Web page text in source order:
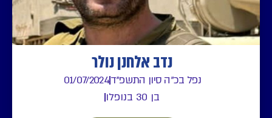
נדב אלחנן נולר
נפל בכ"ה סיון התשפ"ד01/07/2024
בן 30 בנופלו